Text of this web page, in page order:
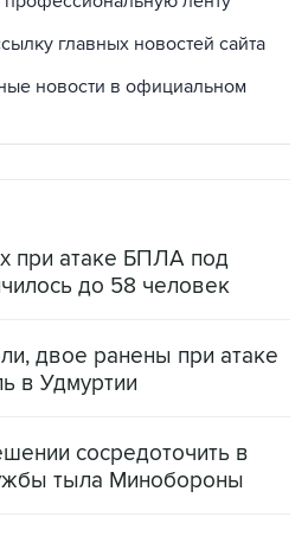
главных новостей сайта
новости в официальном
при атаке БПЛА под
до 58 человек
двое ранены при атаке
в Удмуртии
сосредоточить в
тыла Минобороны